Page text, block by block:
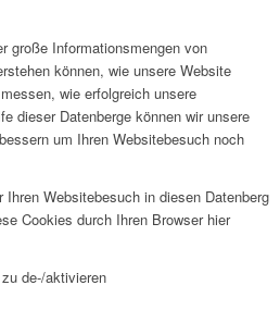
große Informationsmengen von
können, wie unsere Website
wie erfolgreich unsere
dieser Datenberge können wir unsere
um Ihren Websitebesuch noch
Websitebesuch in diesen Datenberg
Cookies durch Ihren Browser hier
de-/aktivieren